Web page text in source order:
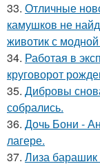
33. Отличные
камушков не
животик с
34. Работая в
круговорот
35. Дибровы
собрались.
36. Дочь Бони -
лагере.
37. Лиза